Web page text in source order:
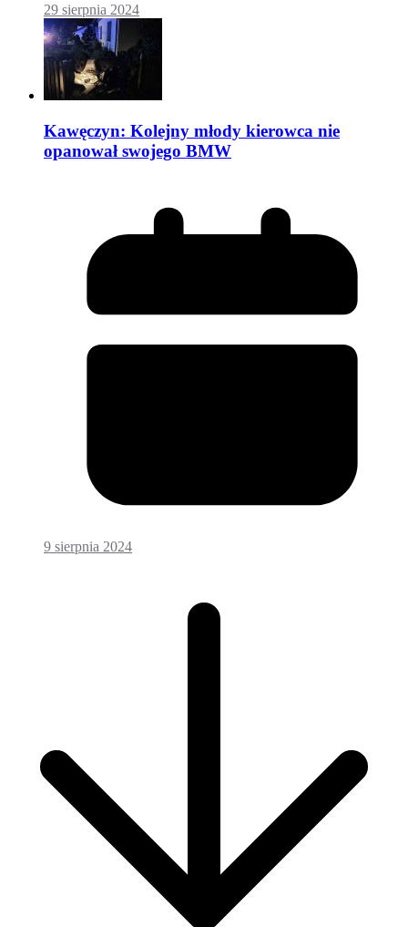
29 sierpnia 2024
Kawęczyn: Kolejny młody kierowca nie
opanował swojego BMW
9 sierpnia 2024